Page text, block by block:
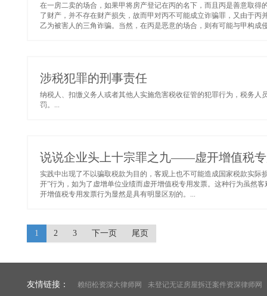
在一房二卖的场合，如果甲将房产登记在丙的名下，而且丙是善意取
了财产，并不存在财产损失，故而甲对丙不可能成立诈骗罪，又由于
乙为被害人的三角诈骗。当然，在丙是恶意的场合，则有可能与甲构成
涉税犯罪的刑事责任
纳税人、扣缴义务人或者其他人实施危害税收征管的犯罪行为，税务
罚。...
说说企业头上十宗罪之九——虚开增值税
实践中出现了不以骗取税款为目的，客观上也不可能造成国家税款实
开”行为，如为了虚增单位业绩而虚开增值税专用发票。这种行为虽然
开增值税专用发票行为显然是具有明显区别的。...
1 2 3 下一页 尾页
友情链接： 赖绍松资深大律师网 未登记无证房屋拆迁案件资深律师网